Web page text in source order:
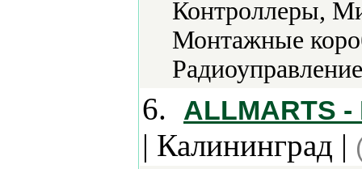
Контроллеры,
Монтажные
6. ALLMARTS
| Калининград |